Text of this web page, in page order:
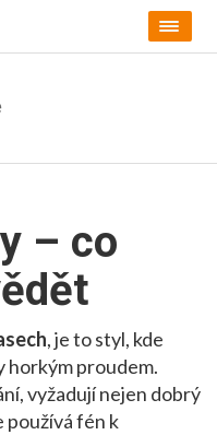
– co
,je to styl, kde
horkým proudem.
, vyžadují nejen dobrý
používá fén k